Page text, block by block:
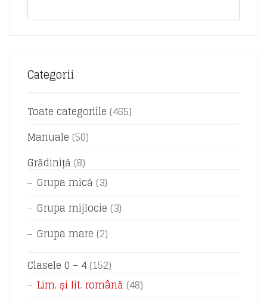
Categorii
Toate categoriile (465)
Manuale (50)
Grădiniță (8)
Grupa mică (3)
Grupa mijlocie (3)
Grupa mare (2)
Clasele 0 – 4 (152)
Lim. și lit. română (48)